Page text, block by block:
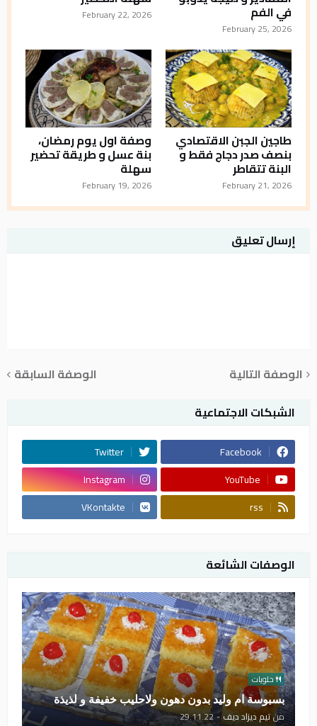
في الفم
February 25, 2026
February 22, 2026
طاجين الجبن الاقتصادي
بنصف صدر دجاج فقط و
البنة تتقاطر
February 21, 2026
وصفة اول يوم رمضان،
بنة عسل و طريقة تحضير
سهلة
February 19, 2026
إرسال تعليق
الوصفة التالية
الوصفة السابقة
الشبكات الاجتماعية
Facebook
Twitter
YouTube
Instagram
rss
VKontakte
الوصفات الشائعة
حلويات
بسبوسة ام وليد بدون دهون ولاحليب خفيفة و لذيذة
منتيم ديزاد ديف -
29.11.22